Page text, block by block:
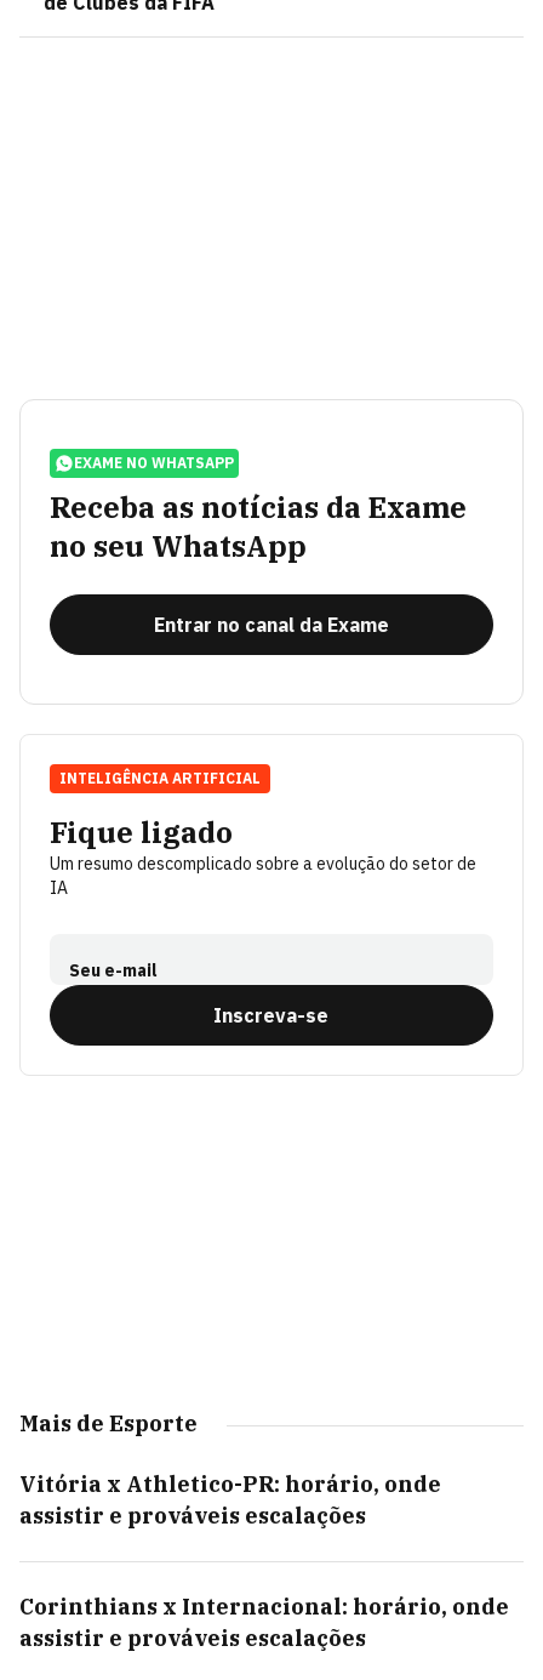
EXAME NO WHATSAPP
Receba as notícias da Exame
no seu WhatsApp
Entrar no canal da Exame
Fique ligado
Um resumo descomplicado sobre a evolução do setor de
IA
Seu e-mail
Inscreva-se
INTELIGÊNCIA ARTIFICIAL
Mais de Esporte
Vitória x Athletico-PR: horário, onde
assistir e prováveis escalações
Corinthians x Internacional: horário, onde
assistir e prováveis escalações